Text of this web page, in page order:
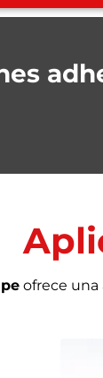
ofrece una